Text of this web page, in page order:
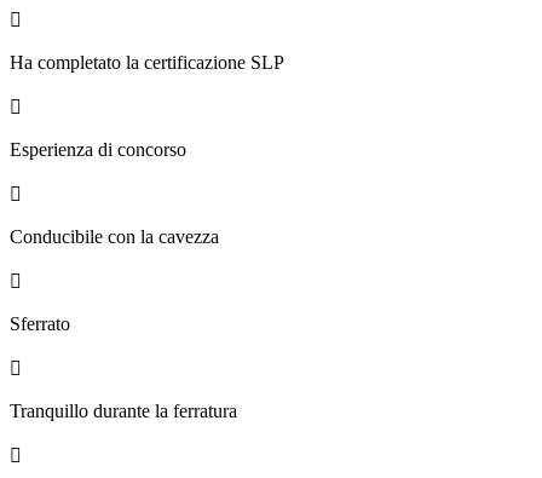

Ha completato la certificazione SLP

Esperienza di concorso

Conducibile con la cavezza

Sferrato

Tranquillo durante la ferratura
